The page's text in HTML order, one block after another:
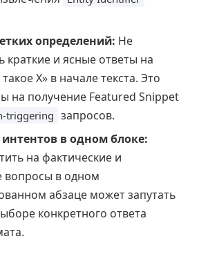
определений: Не
краткие и ясные ответы на
X» в начале текста. Это
на получение Featured Snippet
triggering запросов.
в одном блоке:
на фактические и
вопросы в одном
абзаце может запутать
конкретного ответа